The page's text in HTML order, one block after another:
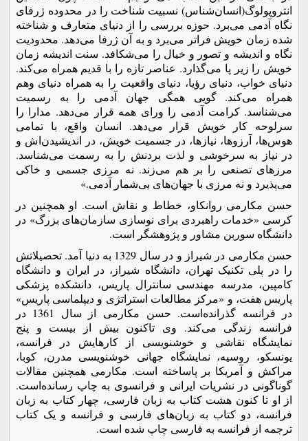
انتروپولوگ(انسان‌شناس) نسبیت شناخت را در محدوده ژرفای
نگاه آدمی می‌برد. حوزه بررسی را از دنیای متعارف و شناخته
شده زمان خویش فراتر می‌برد و به آن ژرفا می‌دهد. محدودیت
نگاه و اندیشه و تصور و خیال را می‌شکافد. سنت اندیشه زمان
خویش را زیر پا می‌گذارد. عناصر تازه را با قدیم همراه می‌کند.
دنیای خواب، دنیای رؤیا، دنیای واقعیت را به همراه دنیای وهم
همراه می‌کند. گویی همگی جهان آدمی را به رسمیت
می‌شناسد. کرامت آدمی را ورای همه قرار می‌دهد. مدارا را
سرلوحه کار خویش قرار می‌دهد. انسان واقع، با تمامی
هوس‌ها، آرزوها، نیازها، در جسمیت خویش، در اندیشیدن‌اش و
در نیاز به سرخوشی و لذت بردنش را به رسمت می‌شناسد.
مرزهای تصنعی را بر هم می‌زند. نه مرزی جسمی و خاکی
می‌پذیرد و نه مرزی با جهان‌های بی‌شمار آدمی.»
حسن مکارمی روانکاو، خطاط و نقاش است. او همچنین در
کرسی «خدمات راهبردی برای نوسازی سازمان‌های بزرگ» در
دانشگاه سوربن مشاور و پژوهشگر است.
حسن مکارمی در شیراز و در سال 1329 به دنیا آمد. تحصیلاتش
را در پلی تکنیک تهران، دانشگاه شیراز، در ایران و دانشگاه
کامپین، مدرسه مهندسی سانترال پاریس، دانشکده پزشکی
پاریس هفت، و «مرکز مطالعات استراتژی و دیپلماسی پاریس»
در فرانسه گذرانده‌است. حسن مکارمی از سال 1361 در
فرانسه زندگی می‌کند. وی تاکنون بیش از بیست و پنج
نمایشگاه نقاشی و خوشنویسی از کارهایش در فرانسه،
یونسکو، روسیه، نمایشگاه جهانی خوشنویسی مدرن، کوبا،
مراکش و آمریکا بر پاساخته ‌است. مکارمی همچنین مقالات
گوناگونی در نشریات ایرانی و فرانسوی به چاپ رسانده‌است.
از او تا کنون هشت کتاب به زبان فارسی، چهار کتاب به زبان
فرانسه، دو کتاب به زبان‌های فارسی و فرانسه و یک کتاب
ترجمه از فرانسه به فارسی چاپ شده است.